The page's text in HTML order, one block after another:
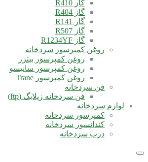
گاز R410
گاز R404
گاز R141
گاز R507
گاز R1234YF
روغن کمپرسور سردخانه
روغن کمپرسور بیتزر
روغن کمپرسور سانیسو
روغن کمپرسور Trane
فن سردخانه
فن سردخانه زیلابگ (ftp)
لوازم سردخانه
کمپرسور سردخانه
کندانسور سردخانه
درب سردخانه